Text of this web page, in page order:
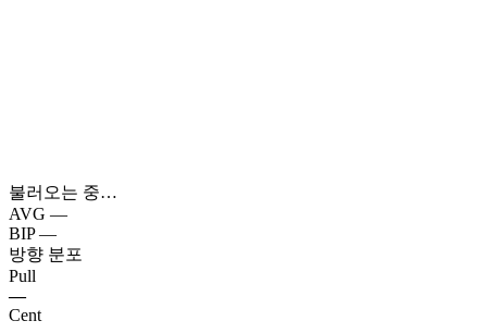
불러오는 중…
AVG —
BIP —
방향 분포
Pull
—
Cent